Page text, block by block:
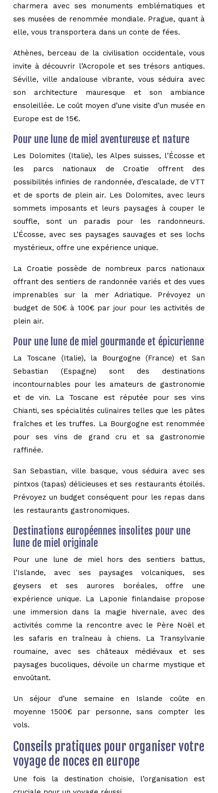
charmera avec ses monuments emblématiques et
ses musées de renommée mondiale. Prague, quant à
elle, vous transportera dans un conte de fées.
Athènes, berceau de la civilisation occidentale, vous
invite à découvrir l’Acropole et ses trésors antiques.
Séville, ville andalouse vibrante, vous séduira avec
son architecture mauresque et son ambiance
ensoleillée. Le coût moyen d’une visite d’un musée en
Europe est de 15€.
Pour une lune de miel aventureuse et nature
Les Dolomites (Italie), les Alpes suisses, l’Écosse et
les parcs nationaux de Croatie offrent des
possibilités infinies de randonnée, d’escalade, de VTT
et de sports de plein air. Les Dolomites, avec leurs
sommets imposants et leurs paysages à couper le
souffle, sont un paradis pour les randonneurs.
L’Écosse, avec ses paysages sauvages et ses lochs
mystérieux, offre une expérience unique.
La Croatie possède de nombreux parcs nationaux
offrant des sentiers de randonnée variés et des vues
imprenables sur la mer Adriatique. Prévoyez un
budget de 50€ à 100€ par jour pour les activités de
plein air.
Pour une lune de miel gourmande et épicurienne
La Toscane (Italie), la Bourgogne (France) et San
Sebastian (Espagne) sont des destinations
incontournables pour les amateurs de gastronomie
et de vin. La Toscane est réputée pour ses vins
Chianti, ses spécialités culinaires telles que les pâtes
fraîches et les truffes. La Bourgogne est renommée
pour ses vins de grand cru et sa gastronomie
raffinée.
San Sebastian, ville basque, vous séduira avec ses
pintxos (tapas) délicieuses et ses restaurants étoilés.
Prévoyez un budget conséquent pour les repas dans
les restaurants gastronomiques.
Destinations européennes insolites pour une
lune de miel originale
Pour une lune de miel hors des sentiers battus,
l’Islande, avec ses paysages volcaniques, ses
geysers et ses aurores boréales, offre une
expérience unique. La Laponie finlandaise propose
une immersion dans la magie hivernale, avec des
activités comme la rencontre avec le Père Noël et
les safaris en traîneau à chiens. La Transylvanie
roumaine, avec ses châteaux médiévaux et ses
paysages bucoliques, dévoile un charme mystique et
envoûtant.
Un séjour d’une semaine en Islande coûte en
moyenne 1500€ par personne, sans compter les
vols.
Conseils pratiques pour organiser votre
voyage de noces en europe
Une fois la destination choisie, l’organisation est